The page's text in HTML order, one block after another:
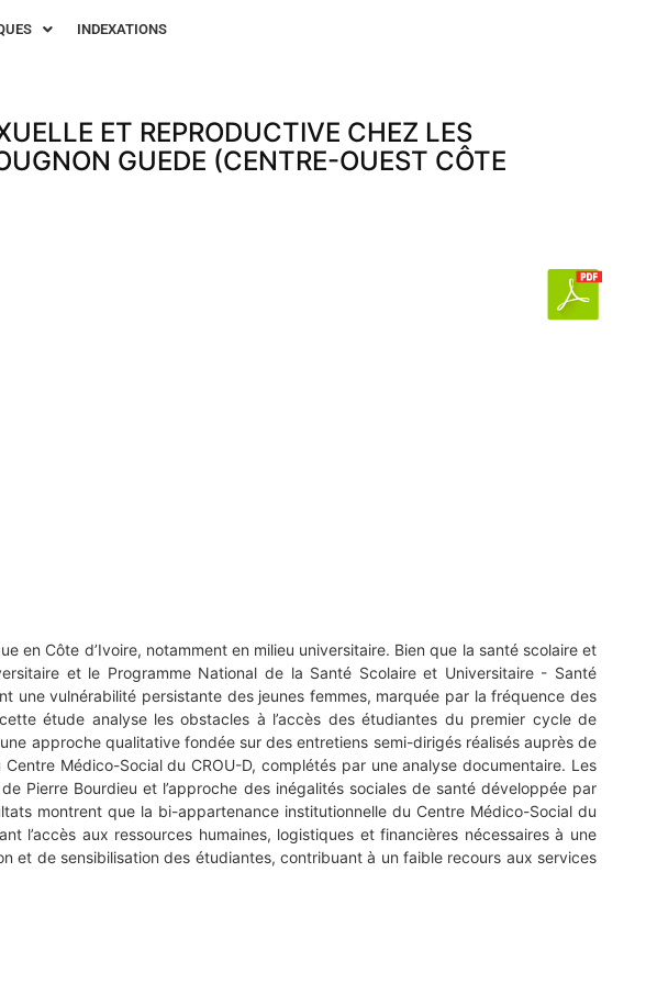
INDEXATIONS
ET REPRODUCTIVE CHEZ LES
GUEDE (CENTRE-OUEST CÔTE
Côte d’Ivoire, notamment en milieu universitaire. Bien que la santé scolaire et
et le Programme National de la Santé Scolaire et Universitaire - Santé
une vulnérabilité persistante des jeunes femmes, marquée par la fréquence des
étude analyse les obstacles à l’accès des étudiantes du premier cycle de
approche qualitative fondée sur des entretiens semi-dirigés réalisés auprès de
Médico-Social du CROU-D, complétés par une analyse documentaire. Les
Pierre Bourdieu et l’approche des inégalités sociales de santé développée par
montrent que la bi-appartenance institutionnelle du Centre Médico-Social du
l’accès aux ressources humaines, logistiques et financières nécessaires à une
et de sensibilisation des étudiantes, contribuant à un faible recours aux services